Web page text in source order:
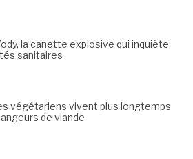
la canette explosive qui inquiète
sanitaires
végétariens vivent plus longtemps
de viande